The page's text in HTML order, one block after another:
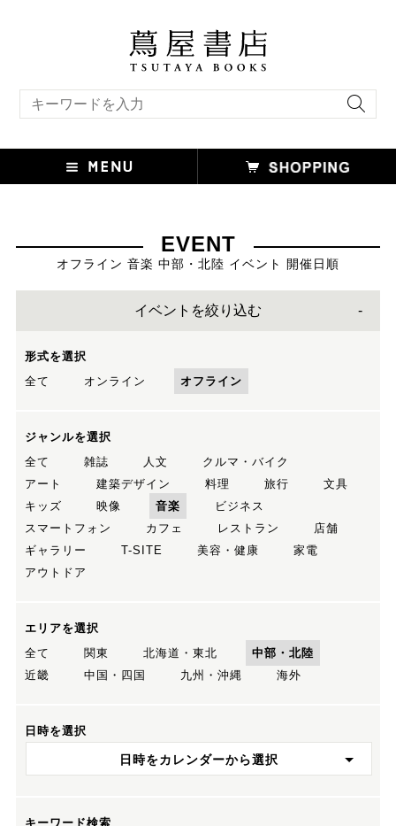
EVENT
オフライン 音楽 中部・北陸 イベント 開催日順
イベントを絞り込む
形式を選択
全て
オンライン オフライン
ジャンルを選択
全て
雑誌 人文
クルマ・バイク
アート
建築デザイン 料理 旅行
文具
キッズ
映像 音楽
ビジネス
スマートフォン
カフェ レストラン
店舗
ギャラリー
T-SITE 美容・健康
家電
アウトドア
エリアを選択
全て
関東 北海道・東北
中部・北陸
近畿
中国・四国 九州・沖縄 海外
日時を選択
日時をカレンダーから選択
キーワード検索